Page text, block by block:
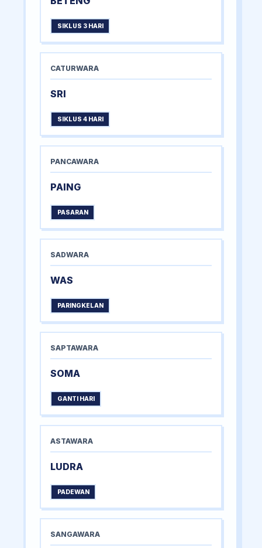
SIKLUS 3 HARI
CATURWARA
SRI
SIKLUS 4 HARI
PANCAWARA
PAING
PASARAN
SADWARA
WAS
PARINGKELAN
SAPTAWARA
SOMA
GANTI HARI
ASTAWARA
LUDRA
PADEWAN
SANGAWARA